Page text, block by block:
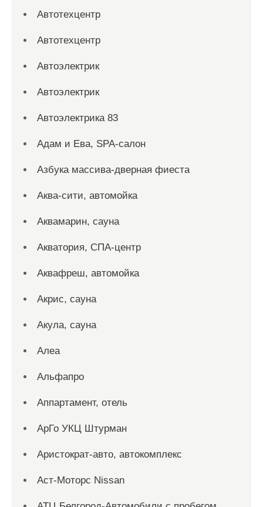
Автотехцентр
Автотехцентр
Автоэлектрик
Автоэлектрик
Автоэлектрика 83
Адам и Ева, SPA-салон
Азбука массива-дверная фиеста
Аква-сити, автомойка
Аквамарин, сауна
Акватория, СПА-центр
Аквафреш, автомойка
Акрис, сауна
Акула, сауна
Алеа
Альфапро
Аппартамент, отель
АрГо УКЦ Штурман
Аристократ-авто, автокомплекс
Аст-Моторс Nissan